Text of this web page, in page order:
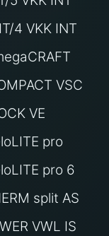
4 VKK INT
VSC
VE
pro
pro 6
split AS
VWL IS